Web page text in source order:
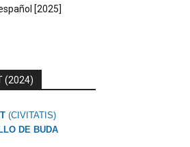
[2025]
(2024)
(CIVITATIS)
DE BUDA